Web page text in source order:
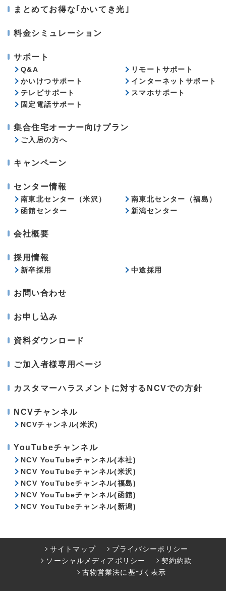
まとめてお得な｢かいてき光｣
料金シミュレーション
サポート
Q&A
リモートサポート
かいけつサポート
インターネットサポート
テレビサポート
スマホサポート
固定電話サポート
集合住宅オーナー向けプラン
ご入居の方へ
キャンペーン
センター情報
南東北センター（米沢）
南東北センター（福島）
函館センター
新潟センター
会社概要
採用情報
新卒採用 中途採用
お問い合わせ
お申し込み
資料ダウンロード
ご加入者様専用ページ
カスタマーハラスメントに対するNCVでの方針
NCVチャンネル
NCVチャンネル(米沢)
YouTubeチャンネル
NCV YouTubeチャンネル(本社)
NCV YouTubeチャンネル(米沢)
NCV YouTubeチャンネル(福島)
NCV YouTubeチャンネル(函館)
NCV YouTubeチャンネル(新潟)
サイトマップ
プライバシーポリシー
ソーシャルメディアポリシー
契約約款
古物営業法に基づく表示